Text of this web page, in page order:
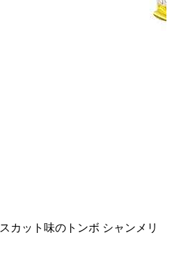
カット味のトンボ シャンメリ